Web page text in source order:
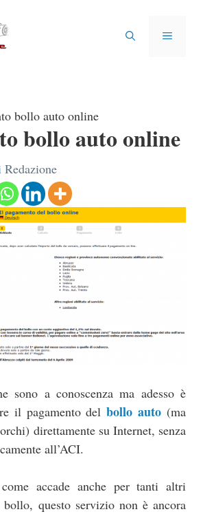
MENU
bollo auto online
bollo auto online
Redazione
sono a conoscenza ma adesso è
il pagamento delbollo auto (ma
direttamente su Internet, senza
all’ACI.
accade anche per tanti altri
questo servizio non è ancora